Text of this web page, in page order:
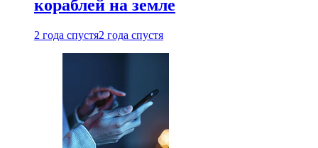
кораблей на земле
2 года спустя2 года спустя